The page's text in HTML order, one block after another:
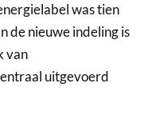
was tien
de nieuwe indeling is
van
uitgevoerd